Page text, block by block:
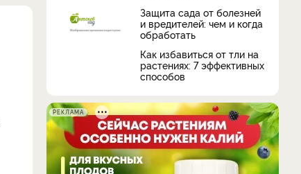
Защита сада от болезней
и вредителей: чем и когда
обработать
Как избавиться от тли на
растениях: 7 эффективных
способов
РЕКЛАМА